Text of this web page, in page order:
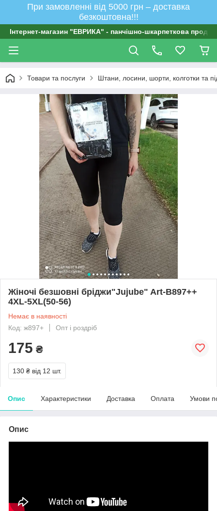
При замовленні від 5000 грн – доставка
безкоштовна!!!
Інтернет-магазин "ЕВРИКА" - панчішно-шкарпеткова
Товари та послуги Штани, лосини, шорти, колготки та
Жіночі безшовні бріджи"Jujube" Art-B897++
4XL-5XL(50-56)
Немає в наявності
Код: ж897+
Опт і роздріб
175 ₴
130 ₴ від 12 шт.
Опис Характеристики Доставка Оплата Умови
Опис